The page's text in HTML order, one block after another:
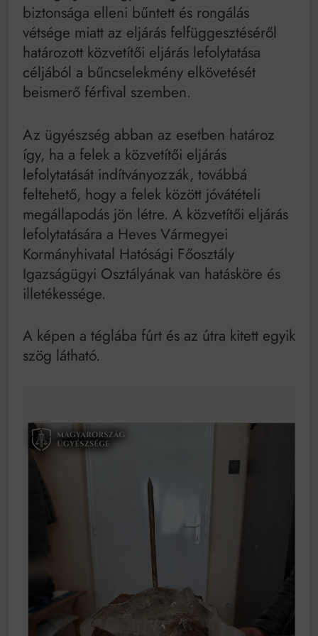
biztonsága elleni bűntett és rongálás
vétsége miatt az eljárás felfüggesztéséről
határozott közvetítői eljárás lefolytatása
céljából a bűncselekmény elkövetését
beismerő férfival szemben.
Az ügyészség abban az esetben határoz
így, ha a felek a közvetítői eljárás
lefolytatását indítványozzák, továbbá
feltehető, hogy a felek között jóvátételi
megállapodás jön létre. A közvetítői eljárás
lefolytatására a Heves Vármegyei
Kormányhivatal Hatósági Főosztály
Igazságügyi Osztályának van hatásköre és
illetékessége.
A képen a téglába fúrt és az útra kitett egyik
szög látható.